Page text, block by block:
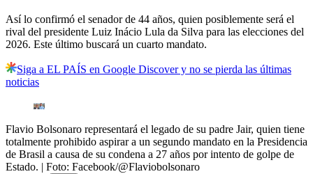
Así lo confirmó el senador de 44 años, quien posiblemente será el
rival del presidente Luiz Inácio Lula da Silva para las elecciones del
2026. Este último buscará un cuarto mandato.
Siga a EL PAÍS en Google Discover y no se pierda las últimas
noticias
Flavio Bolsonaro representará el legado de su padre Jair, quien tiene
totalmente prohibido aspirar a un segundo mandato en la Presidencia
de Brasil a causa de su condena a 27 años por intento de golpe de
Estado. | Foto: Facebook/@Flaviobolsonaro